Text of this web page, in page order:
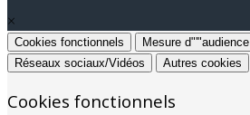
×
Cookies fonctionnels
Mesure d"'"audience
Réseaux sociaux/Vidéos
Autres cookies
Cookies fonctionnels